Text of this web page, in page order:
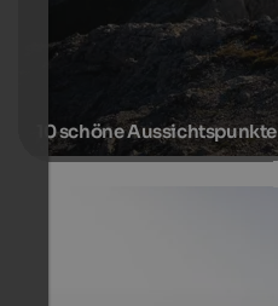
10 schöne Aussichtspunkte